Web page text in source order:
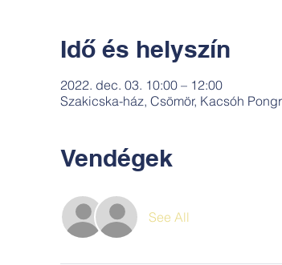
Idő és helyszín
2022. dec. 03. 10:00 – 12:00
Szakicska-ház, Csömör, Kacsóh
Vendégek
See All